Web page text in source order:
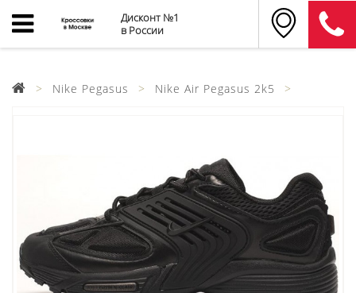
Дисконт №1
в России
Nike Pegasus Nike Air Pegasus 2k5